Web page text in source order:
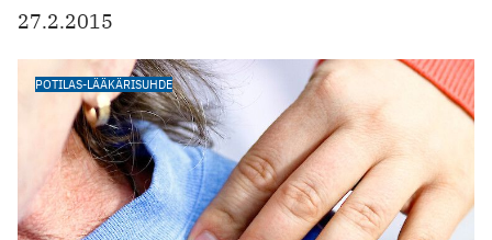
27.2.2015
POTILAS-LÄÄKÄRISUHDE